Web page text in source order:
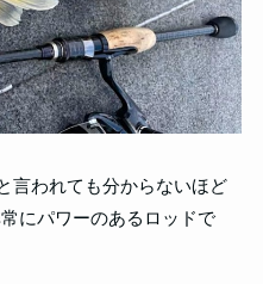
言われても分からないほど
にパワーのあるロッドで